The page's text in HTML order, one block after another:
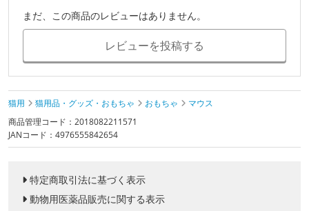
まだ、この商品のレビューはありません。
レビューを投稿する
猫用 猫用品・グッズ・おもちゃ おもちゃ
マウス
商品管理コード：2018082211571
JANコード：4976555842654
特定商取引法に基づく表示
動物用医薬品販売に関する表示